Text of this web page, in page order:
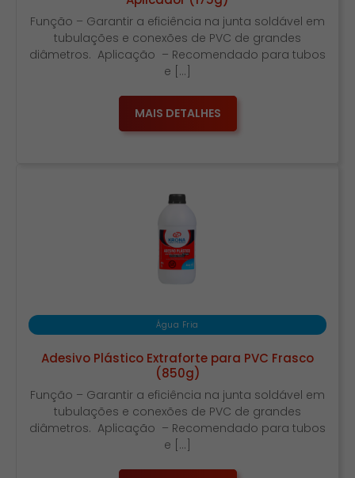
Função – Garantir a eficiência na junta soldável em
tubulações e conexões de PVC de grandes
diâmetros. Aplicação – Recomendado para tubos
e […]
MAIS DETALHES
Água Fria
Adesivo Plástico Extraforte para PVC Frasco
(850g)
Função – Garantir a eficiência na junta soldável em
tubulações e conexões de PVC de grandes
diâmetros. Aplicação – Recomendado para tubos
e […]